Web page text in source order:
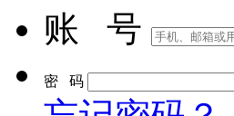
账 号
密 码